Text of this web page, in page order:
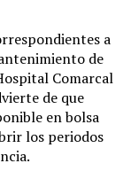
a
de
Comarcal
de que
en bolsa
los periodos